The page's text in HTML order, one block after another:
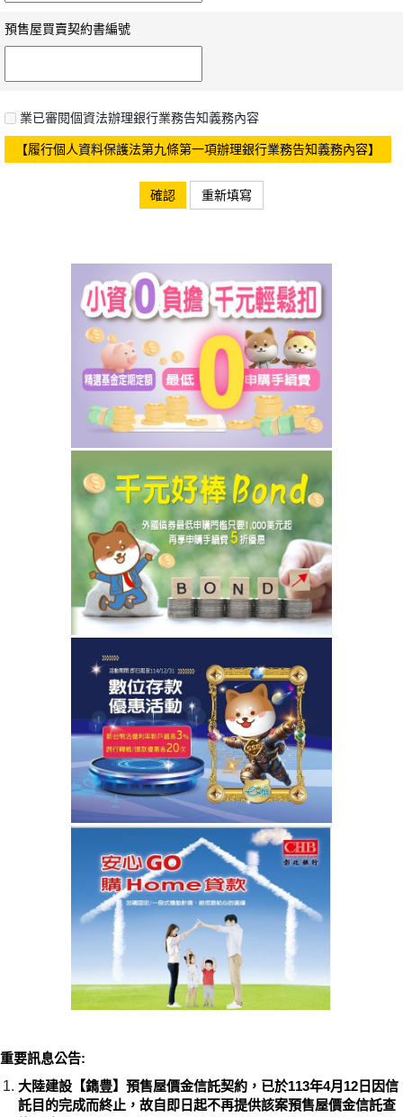
預售屋買賣契約書編號
業已審閱個資法辦理銀行業務告知義務內容
【履行個人資料保護法第九條第一項辦理銀行業務告知義務內容】
確認 重新填寫
重要訊息公告:
大陸建設【鐫豊】預售屋價金信託契約，已於113年4月12日因信
託目的完成而終止，故自即日起不再提供該案預售屋價金信託查